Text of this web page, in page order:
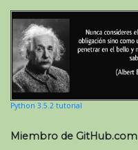
Python 3.5.2 tutorial
Miembro de GitHub.com